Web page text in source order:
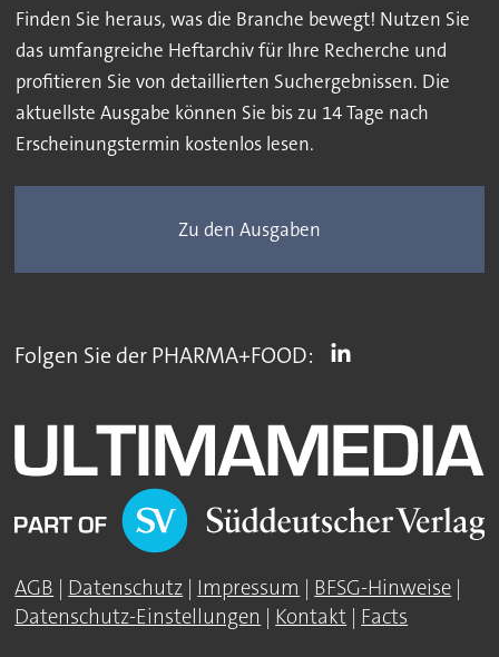
Finden Sie heraus, was die Branche bewegt! Nutzen Sie
das umfangreiche Heftarchiv für Ihre Recherche und
profitieren Sie von detaillierten Suchergebnissen. Die
aktuellste Ausgabe können Sie bis zu 14 Tage nach
Erscheinungstermin kostenlos lesen.
Zu den Ausgaben
Folgen Sie der PHARMA+FOOD:
AGB | Datenschutz | Impressum | BFSG-Hinweise |
Datenschutz-Einstellungen | Kontakt | Facts